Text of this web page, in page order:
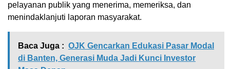
pelayanan publik yang menerima, memeriksa, dan
menindaklanjuti laporan masyarakat.
Baca Juga : OJK Gencarkan Edukasi Pasar Modal
di Banten, Generasi Muda Jadi Kunci Investor